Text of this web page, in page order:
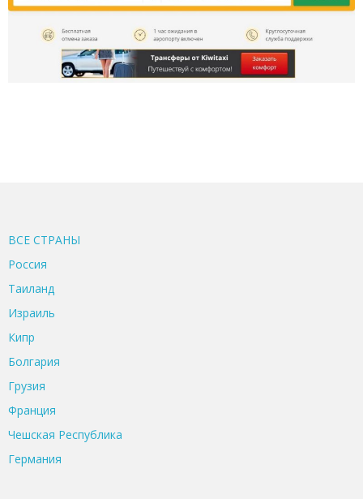
ВСЕ CТРАНЫ
Россия
Таиланд
Израиль
Кипр
Болгария
Грузия
Франция
Чешская Республика
Германия